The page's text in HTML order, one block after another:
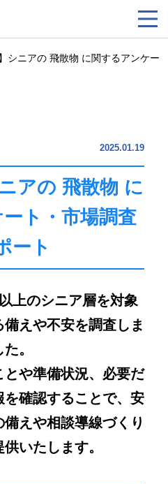
シニアの 飛散物 に関するアンケー
2025.01.19
アの 飛散物 に
ト・市場調査
ート
上のシニア層を対象
えや不安を調査しま
た。
や準備状況、必要だ
を確認することで、安
えや相談導線づくり
いたします。